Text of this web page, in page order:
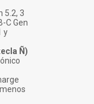
5.2, 3
C Gen
y
Ñ)